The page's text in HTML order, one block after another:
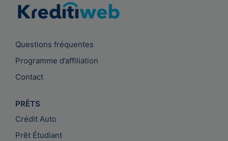
Questions fréquentes
Programme d’affiliation
Contact
PRÊTS
Crédit Auto
Prêt Étudiant